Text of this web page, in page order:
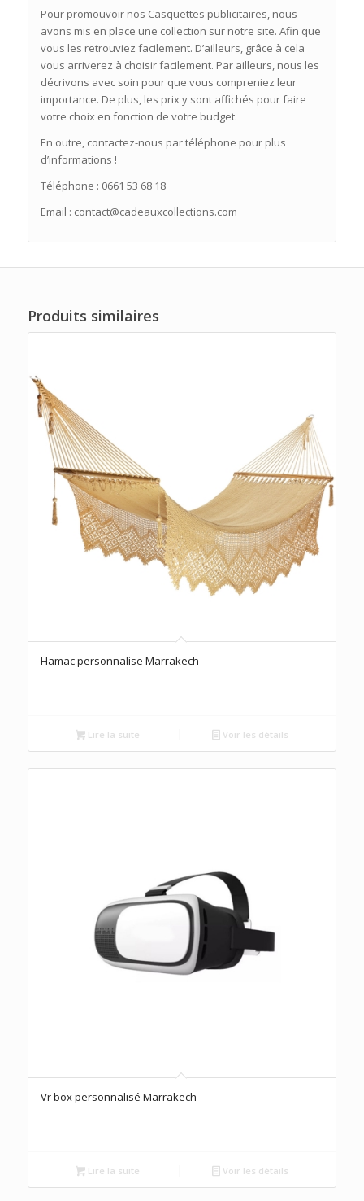
Pour promouvoir nos Casquettes publicitaires, nous
avons mis en place une collection sur notre site. Afin que
vous les retrouviez facilement. D’ailleurs, grâce à cela
vous arriverez à choisir facilement. Par ailleurs, nous les
décrivons avec soin pour que vous compreniez leur
importance. De plus, les prix y sont affichés pour faire
votre choix en fonction de votre budget.
En outre, contactez-nous par téléphone pour plus
d’informations !
Téléphone : 0661 53 68 18
Email : contact@cadeauxcollections.com
Produits similaires
Hamac personnalise Marrakech
Lire la suite Voir les détails
Vr box personnalisé Marrakech
Lire la suite Voir les détails